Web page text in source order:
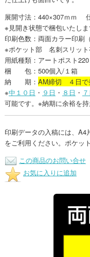
展開寸法：440×307ｍｍ
※見開き状態で梱包いたし
印刷色数：両面カラー印刷
※ポケット部 名刺スリット
用紙種類：アートポスト
梱 包：500個入/１箱
納 期： AM締切 ４日で
※中１０日 ・ ９日 ・ ８日 ・
可能です。※納期に余裕を持
印刷データの入稿には、A4
をご利用ください。ポケッ
この商品のお問い合せ
お気に入りに追加